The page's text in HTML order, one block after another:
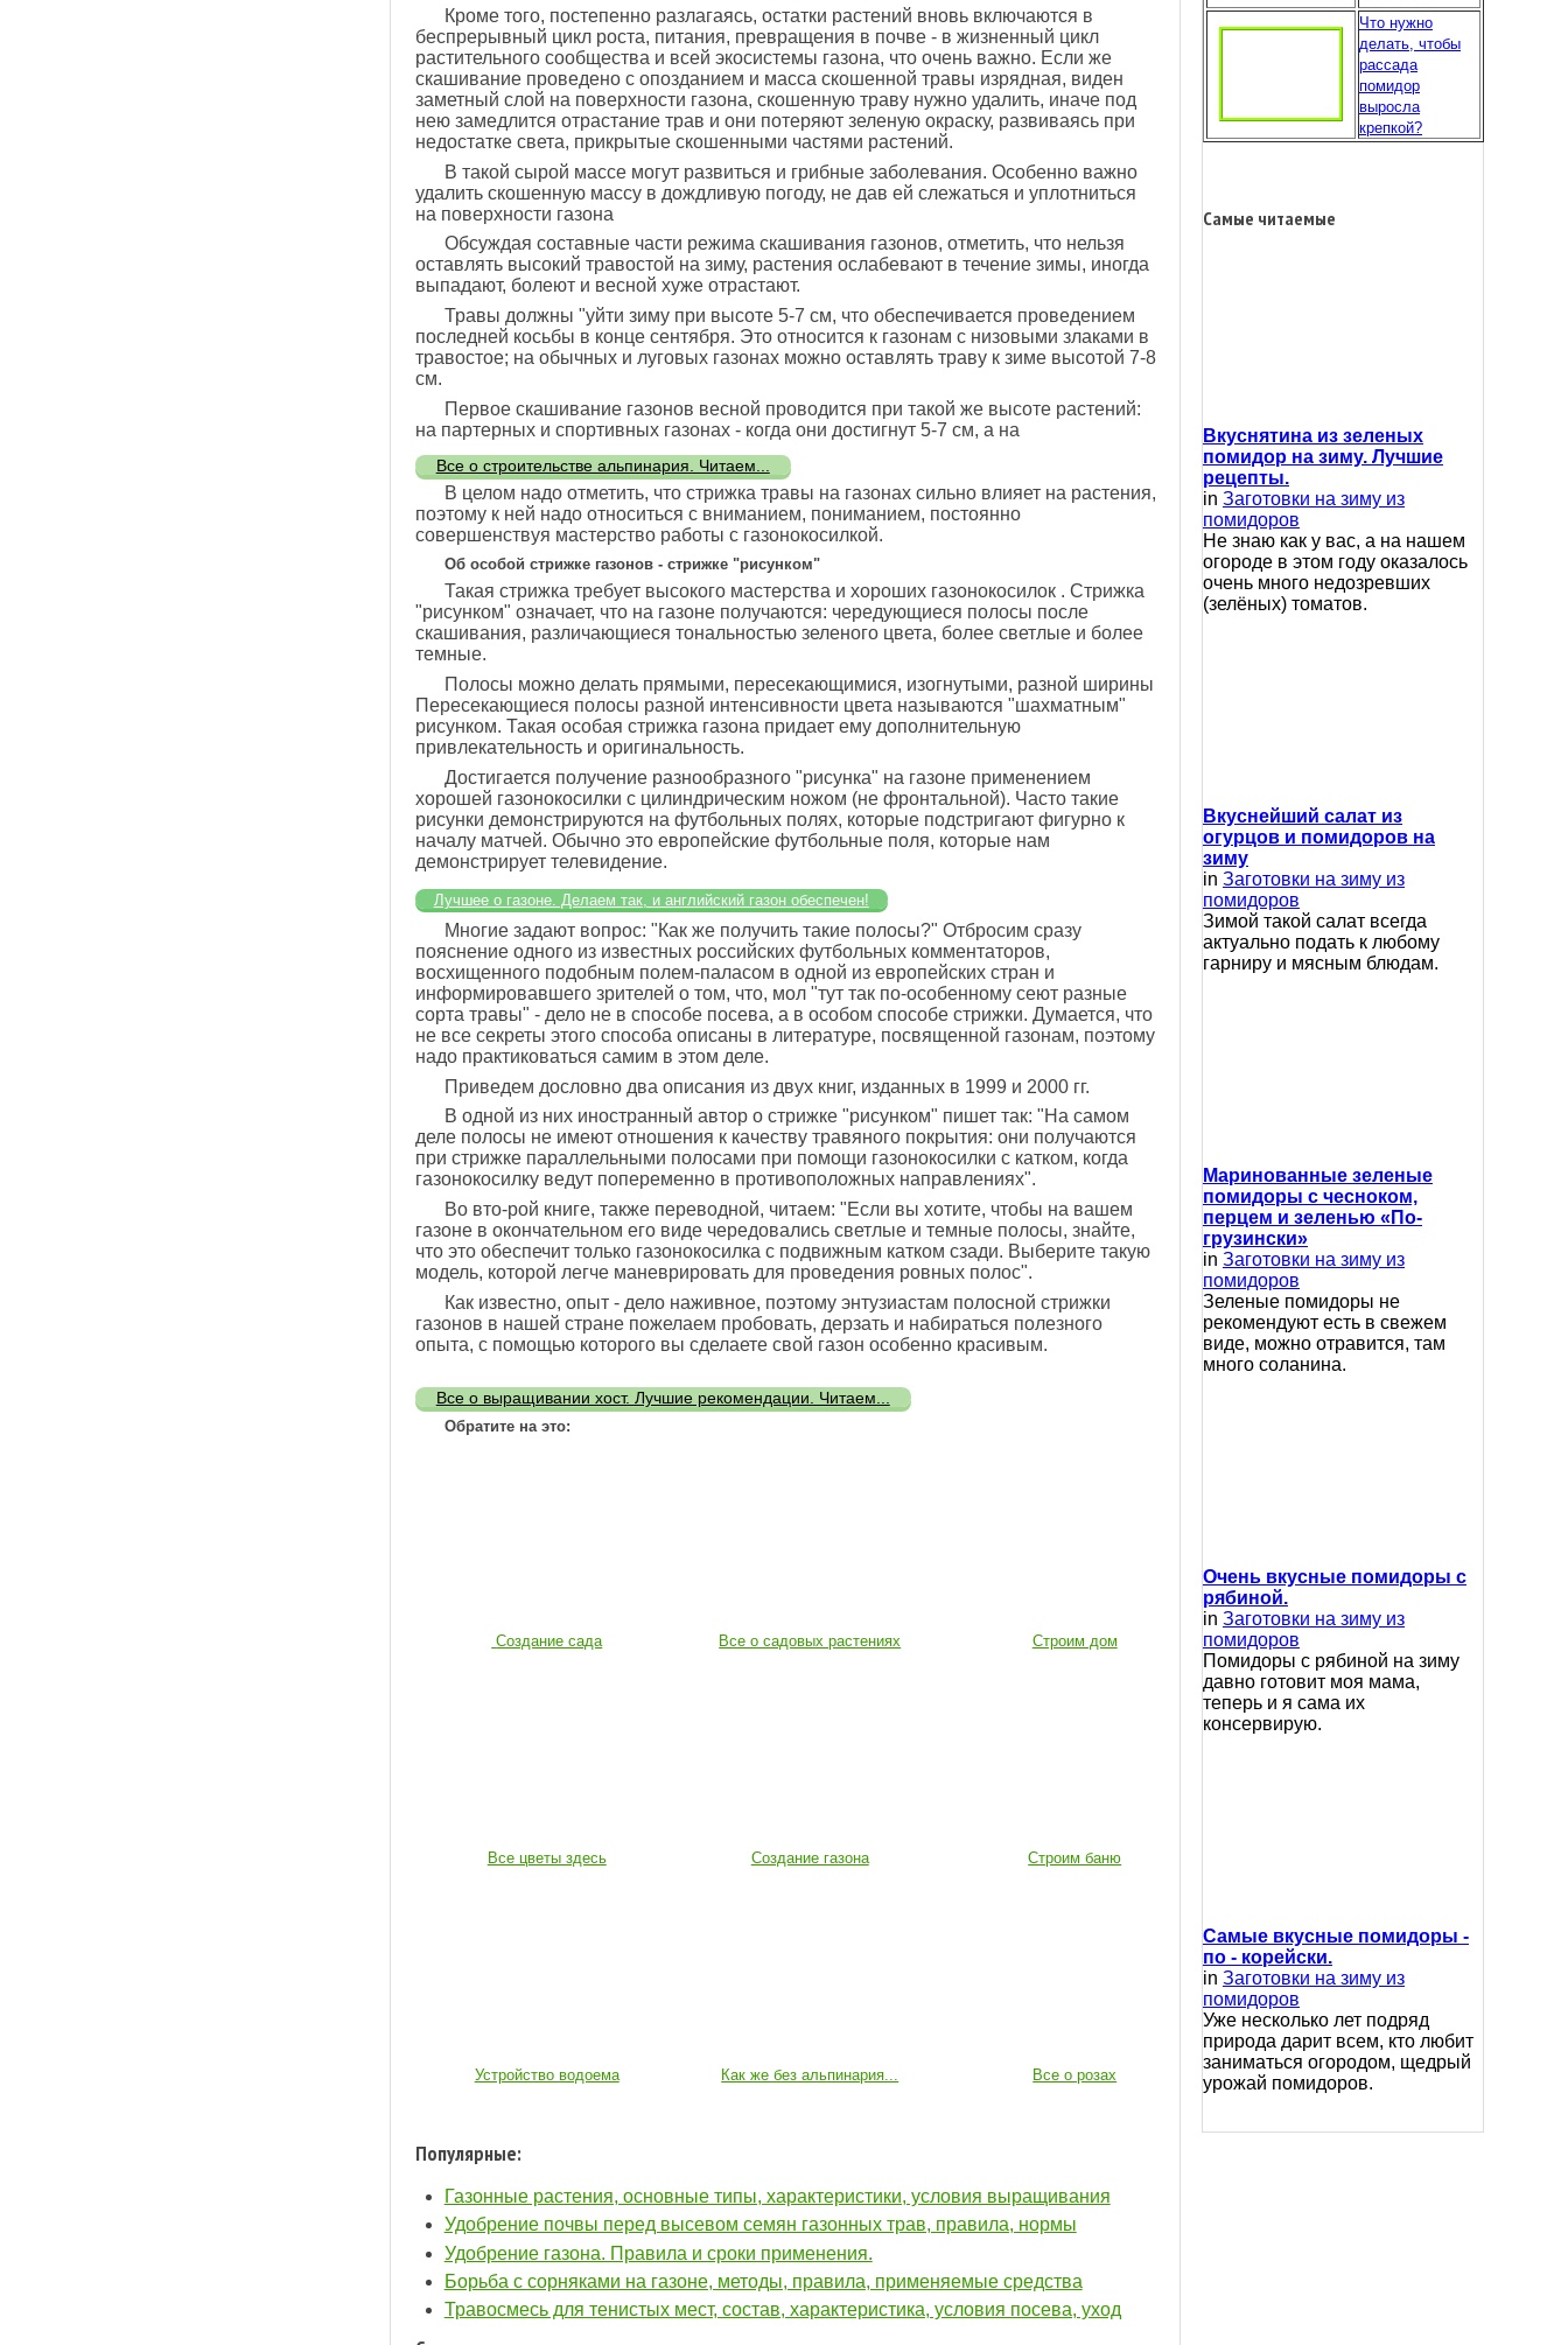
Кроме того, постепенно разлагаясь, остатки растений вновь включаются в
беспрерывный цикл роста, питания, превращения в почве - в жизненный цикл
растительного сообщества и всей экосистемы газона, что очень важно. Если же
скашивание проведено с опозданием и масса скошенной травы изрядная, виден
заметный слой на поверхности газона, скошенную траву нужно удалить, иначе под
нею замедлится отрастание трав и они потеряют зеленую окраску, развиваясь при
недостатке света, прикрытые скошенными частями растений.
В такой сырой массе могут развиться и грибные заболевания. Особенно важно
удалить скошенную массу в дождливую погоду, не дав ей слежаться и уплотниться
на поверхности газона
Обсуждая составные части режима скашивания газонов, отметить, что нельзя
оставлять высокий травостой на зиму, растения ослабевают в течение зимы, иногда
выпадают, болеют и весной хуже отрастают.
Травы должны "уйти зиму при высоте 5-7 см, что обеспечивается проведением
последней косьбы в конце сентября. Это относится к газонам с низовыми злаками в
травостое; на обычных и луговых газонах можно оставлять траву к зиме высотой 7-8
см.
Первое скашивание газонов весной проводится при такой же высоте растений:
на партерных и спортивных газонах - когда они достигнут 5-7 см, а на
Все о строительстве альпинария. Читаем...
В целом надо отметить, что стрижка травы на газонах сильно влияет на растения,
поэтому к ней надо относиться с вниманием, пониманием, постоянно
совершенствуя мастерство работы с газонокосилкой.
Об особой стрижке газонов - стрижке "рисунком"
Такая стрижка требует высокого мастерства и хороших газонокосилок . Стрижка
"рисунком" означает, что на газоне получаются: чередующиеся полосы после
скашивания, различающиеся тональностью зеленого цвета, более светлые и более
темные.
Полосы можно делать прямыми, пересекающимися, изогнутыми, разной ширины
Пересекающиеся полосы разной интенсивности цвета называются "шахматным"
рисунком. Такая особая стрижка газона придает ему дополнительную
привлекательность и оригинальность.
Достигается получение разнообразного "рисунка" на газоне применением
хорошей газонокосилки с цилиндрическим ножом (не фронтальной). Часто такие
рисунки демонстрируются на футбольных полях, которые подстригают фигурно к
началу матчей. Обычно это европейские футбольные поля, которые нам
демонстрирует телевидение.
Лучшее о газоне. Делаем так, и английский газон обеспечен!
Многие задают вопрос: "Как же получить такие полосы?" Отбросим сразу
пояснение одного из известных российских футбольных комментаторов,
восхищенного подобным полем-паласом в одной из европейских стран и
информировавшего зрителей о том, что, мол "тут так по-особенному сеют разные
сорта травы" - дело не в способе посева, а в особом способе стрижки. Думается, что
не все секреты этого способа описаны в литературе, посвященной газонам, поэтому
надо практиковаться самим в этом деле.
Приведем дословно два описания из двух книг, изданных в 1999 и 2000 гг.
В одной из них иностранный автор о стрижке "рисунком" пишет так: "На самом
деле полосы не имеют отношения к качеству травяного покрытия: они получаются
при стрижке параллельными полосами при помощи газонокосилки с катком, когда
газонокосилку ведут попеременно в противоположных направлениях".
Во вто-рой книге, также переводной, читаем: "Если вы хотите, чтобы на вашем
газоне в окончательном его виде чередовались светлые и темные полосы, знайте,
что это обеспечит только газонокосилка с подвижным катком сзади. Выберите такую
модель, которой легче маневрировать для проведения ровных полос".
Как известно, опыт - дело наживное, поэтому энтузиастам полосной стрижки
газонов в нашей стране пожелаем пробовать, дерзать и набираться полезного
опыта, с помощью которого вы сделаете свой газон особенно красивым.
Все о выращивании хост. Лучшие рекомендации. Читаем...
Обратите на это:
Создание сада Все о садовых растениях Строим дом
Все цветы здесь Создание газона Строим баню
Устройство водоема Как же без альпинария... Все о розах
Популярные:
Газонные растения, основные типы, характеристики, условия выращивания
Удобрение почвы перед высевом семян газонных трав, правила, нормы
Удобрение газона. Правила и сроки применения.
Борьба с сорняками на газоне, методы, правила, применяемые средства
Травосмесь для тенистых мест, состав, характеристика, условия посева, уход
Что нужно
делать, чтобы
рассада
помидор
выросла
крепкой?
Самые читаемые
Вкуснятина из зеленых
помидор на зиму. Лучшие
рецепты.
in Заготовки на зиму из
помидоров
Не знаю как у вас, а на нашем
огороде в этом году оказалось
очень много недозревших
(зелёных) томатов.
Вкуснейший салат из
огурцов и помидоров на
зиму
in Заготовки на зиму из
помидоров
Зимой такой салат всегда
актуально подать к любому
гарниру и мясным блюдам.
Маринованные зеленые
помидоры с чесноком,
перцем и зеленью «По-
грузински»
in Заготовки на зиму из
помидоров
Зеленые помидоры не
рекомендуют есть в свежем
виде, можно отравится, там
много соланина.
Очень вкусные помидоры с
рябиной.
in Заготовки на зиму из
помидоров
Помидоры с рябиной на зиму
давно готовит моя мама,
теперь и я сама их
консервирую.
Самые вкусные помидоры -
по - корейски.
in Заготовки на зиму из
помидоров
Уже несколько лет подряд
природа дарит всем, кто любит
заниматься огородом, щедрый
урожай помидоров.